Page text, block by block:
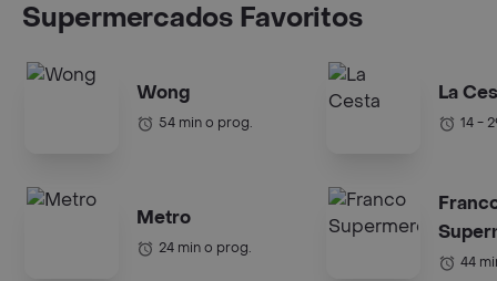
Supermercados Favoritos
Wong
54 min o prog.
Metro
24 min o prog.
La
14 -
44